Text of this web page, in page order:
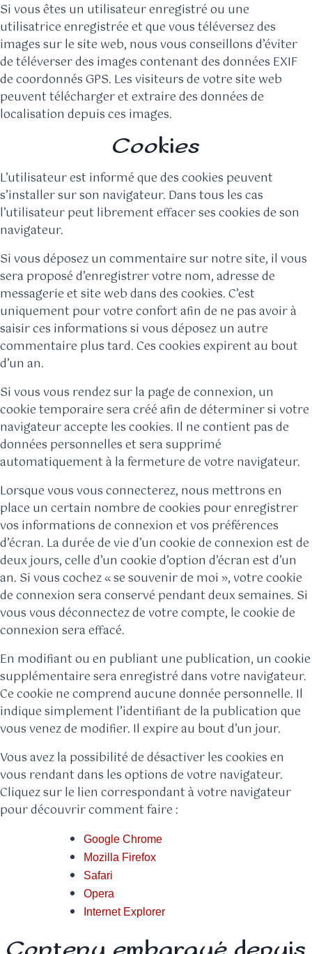
Si vous êtes un utilisateur enregistré ou une
utilisatrice enregistrée et que vous téléversez des
images sur le site web, nous vous conseillons d’éviter
de téléverser des images contenant des données EXIF
de coordonnés GPS. Les visiteurs de votre site web
peuvent télécharger et extraire des données de
localisation depuis ces images.
Cookies
L’utilisateur est informé que des cookies peuvent
s’installer sur son navigateur. Dans tous les cas
l’utilisateur peut librement effacer ses cookies de son
navigateur.
Si vous déposez un commentaire sur notre site, il vous
sera proposé d’enregistrer votre nom, adresse de
messagerie et site web dans des cookies. C’est
uniquement pour votre confort afin de ne pas avoir à
saisir ces informations si vous déposez un autre
commentaire plus tard. Ces cookies expirent au bout
d’un an.
Si vous vous rendez sur la page de connexion, un
cookie temporaire sera créé afin de déterminer si votre
navigateur accepte les cookies. Il ne contient pas de
données personnelles et sera supprimé
automatiquement à la fermeture de votre navigateur.
Lorsque vous vous connecterez, nous mettrons en
place un certain nombre de cookies pour enregistrer
vos informations de connexion et vos préférences
d’écran. La durée de vie d’un cookie de connexion est de
deux jours, celle d’un cookie d’option d’écran est d’un
an. Si vous cochez « se souvenir de moi », votre cookie
de connexion sera conservé pendant deux semaines. Si
vous vous déconnectez de votre compte, le cookie de
connexion sera effacé.
En modifiant ou en publiant une publication, un cookie
supplémentaire sera enregistré dans votre navigateur.
Ce cookie ne comprend aucune donnée personnelle. Il
indique simplement l’identifiant de la publication que
vous venez de modifier. Il expire au bout d’un jour.
Vous avez la possibilité de désactiver les cookies en
vous rendant dans les options de votre navigateur.
Cliquez sur le lien correspondant à votre navigateur
pour découvrir comment faire :
Google Chrome
Mozilla Firefox
Safari
Opera
Internet Explorer